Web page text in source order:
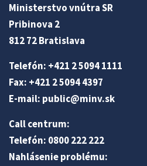
Ministerstvo vnútra SR
Pribinova 2
812 72 Bratislava
Telefón: +421 2 5094 1111
Fax: +421 2 5094 4397
E-mail: public@minv.sk
Call centrum:
Telefón: 0800 222 222
Nahlásenie problému: